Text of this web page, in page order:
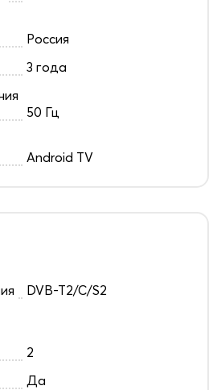
Россия
3 года
50 Гц
Android TV
DVB-T2/C/S2
2
Да